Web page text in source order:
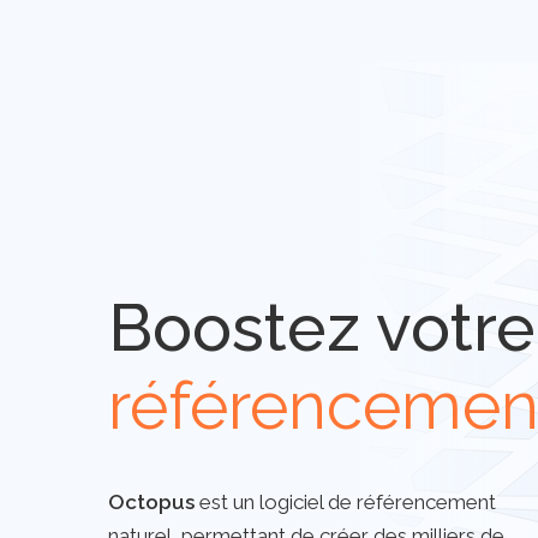
Boostez votre
Octopus est un logiciel de référencement